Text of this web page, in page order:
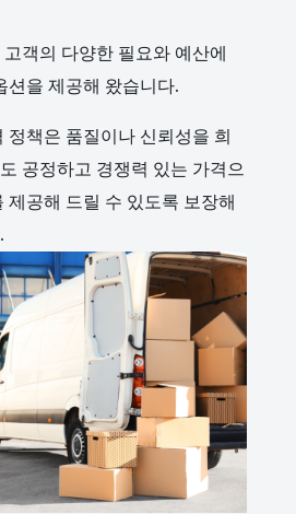
객의 다양한 필요와 예산에
션을 제공해 왔습니다.
정책은 품질이나 신뢰성을 희
공정하고 경쟁력 있는 가격으
제공해 드릴 수 있도록 보장해